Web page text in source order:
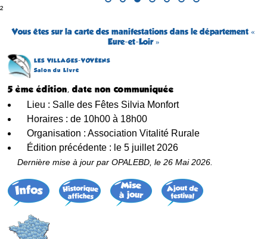
²
Vous êtes sur la carte des manifestations dans le département «
Eure-et-Loir »
LES VILLAGES-VOVÉENS
Salon du Livre
5 ème édition, date non communiquée
Lieu : Salle des Fêtes Silvia Monfort
Horaires : de 10h00 à 18h00
Organisation : Association Vitalité Rurale
Édition précédente : le 5 juillet 2026
Dernière mise à jour par OPALEBD, le 26 Mai 2026.